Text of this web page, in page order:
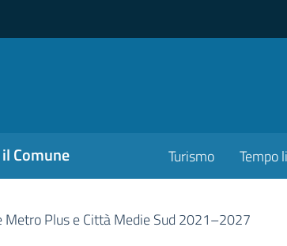
Comune Turismo Tempo
Metro Plus e Città Medie Sud 2021–2027